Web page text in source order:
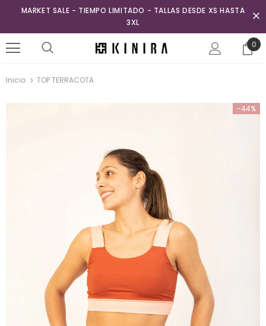
MARKET SALE - TIEMPO LIMITADO - TALLAS DESDE XS HASTA
3XL
0
Inicio TOP TERRACOTA
-44%